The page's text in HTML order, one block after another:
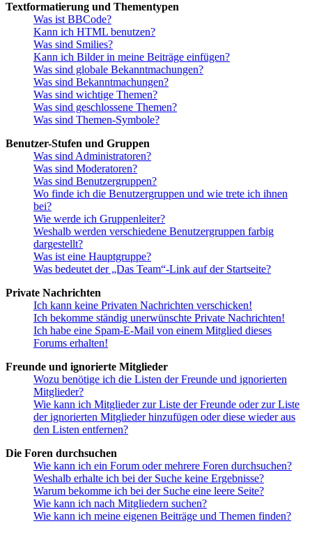
Textformatierung und Thementypen
Was ist BBCode?
Kann ich HTML benutzen?
Was sind Smilies?
Kann ich Bilder in meine Beiträge einfügen?
Was sind globale Bekanntmachungen?
Was sind Bekanntmachungen?
Was sind wichtige Themen?
Was sind geschlossene Themen?
Was sind Themen-Symbole?
Benutzer-Stufen und Gruppen
Was sind Administratoren?
Was sind Moderatoren?
Was sind Benutzergruppen?
Wo finde ich die Benutzergruppen und wie trete ich ihnen
bei?
Wie werde ich Gruppenleiter?
Weshalb werden verschiedene Benutzergruppen farbig
dargestellt?
Was ist eine Hauptgruppe?
Was bedeutet der „Das Team“-Link auf der Startseite?
Private Nachrichten
Ich kann keine Privaten Nachrichten verschicken!
Ich bekomme ständig unerwünschte Private Nachrichten!
Ich habe eine Spam-E-Mail von einem Mitglied dieses
Forums erhalten!
Freunde und ignorierte Mitglieder
Wozu benötige ich die Listen der Freunde und ignorierten
Mitglieder?
Wie kann ich Mitglieder zur Liste der Freunde oder zur Liste
der ignorierten Mitglieder hinzufügen oder diese wieder aus
den Listen entfernen?
Die Foren durchsuchen
Wie kann ich ein Forum oder mehrere Foren durchsuchen?
Weshalb erhalte ich bei der Suche keine Ergebnisse?
Warum bekomme ich bei der Suche eine leere Seite?
Wie kann ich nach Mitgliedern suchen?
Wie kann ich meine eigenen Beiträge und Themen finden?